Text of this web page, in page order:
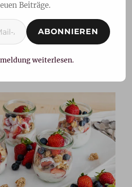
Vanille-
Haferflocken-
Beiträge.
ABONNIEREN
weiterlesen.